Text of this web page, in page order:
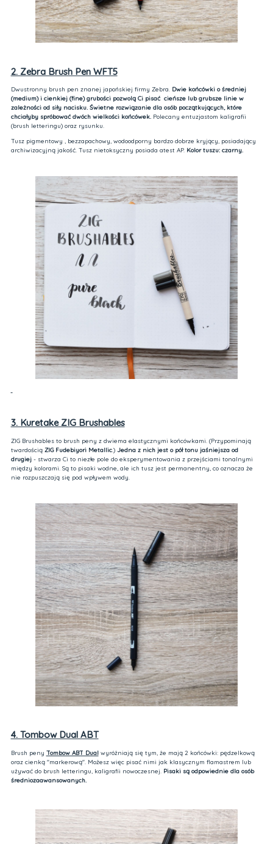
2. Zebra Brush Pen WFT5
Dwustronny brush pen znanej japońskiej firmy Zebra. Dwie końcówki o średniej
(medium) i cienkiej (fine) grubości pozwolą Ci pisać cieńsze lub grubsze linie w
zależności od siły nacisku. Świetne rozwiązanie dla osób początkujących, które
chciałyby spróbować dwóch wielkości końcówek. Polecany entuzjastom kaligrafii
(brush letteringu) oraz rysunku.
Tusz pigmentowy , bezzapachowy, wodoodporny bardzo dobrze kryjący, posiadający
archiwizacyjną jakość. Tusz nietoksyczny posiada atest AP. Kolor tuszu: czarny.
3. Kuretake ZIG Brushables
ZIG Brushables to brush peny z dwiema elastycznymi końcówkami. (Przypominają
twardością ZIG Fudebiyori Metallic.) Jedna z nich jest o pół tonu jaśniejsza od
drugiej - stwarza Ci to niezłe pole do eksperymentowania z przejściami tonalnymi
między kolorami. Są to pisaki wodne, ale ich tusz jest permanentny, co oznacza że
nie rozpuszczają się pod wpływem wody.
4. Tombow Dual ABT
Brush peny Tombow ABT Dualwyróżniają się tym, że mają 2 końcówki: pędzelkową
oraz cienką "markerową". Możesz więc pisać nimi jak klasycznym flamastrem lub
używać do brush letteringu, kaligrafii nowoczesnej. Pisaki są odpowiednie dla osób
średniozaawansowanych.